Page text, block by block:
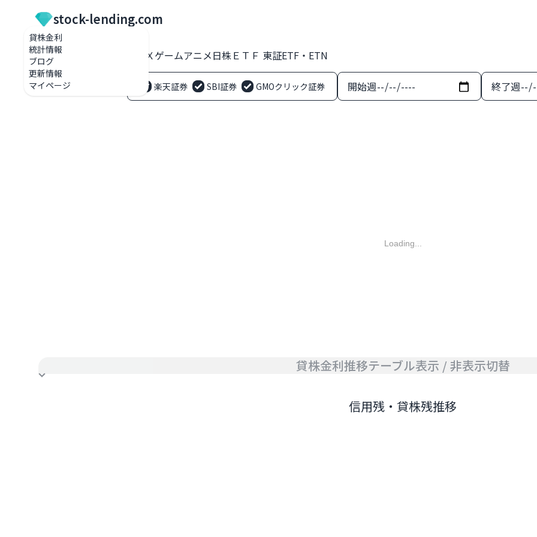
貸株金利
統計情報
ブログ
更新情報
マイページ
stock-lending.com
貸株金利一覧 2640 ＧＸゲームアニメ日株ＥＴＦ 東証ETF・ETN
楽天証券 SBI証券 GMOクリック証券 開始週 終了週
Loading...
貸株金利推移テーブル表示 / 非表示切替
信用残・貸株残推移